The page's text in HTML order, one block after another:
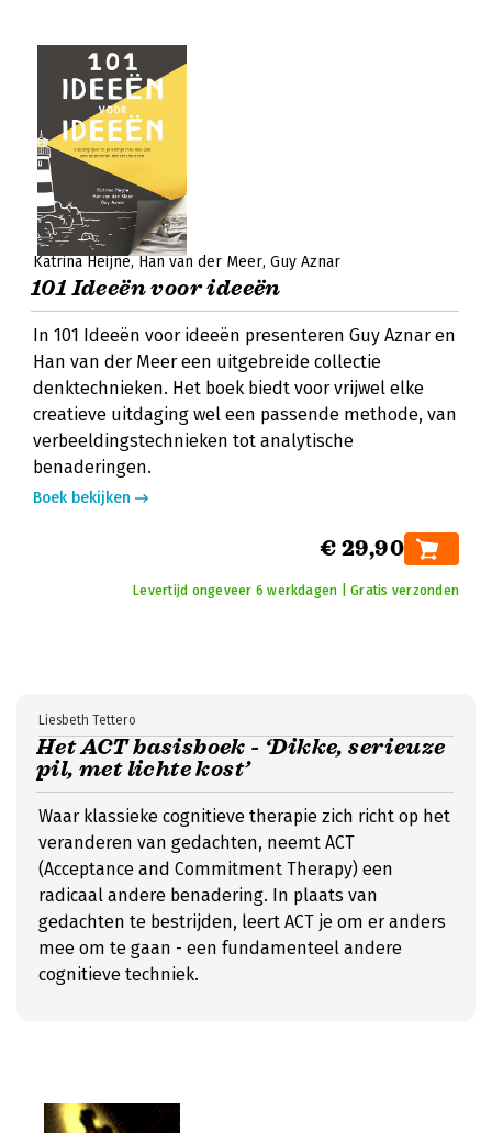
Katrina Heijne Han van der Meer Guy Aznar
101 Ideeën voor ideeën
In 101 Ideeën voor ideeën presenteren Guy Aznar en
Han van der Meer een uitgebreide collectie
denktechnieken. Het boek biedt voor vrijwel elke
creatieve uitdaging wel een passende methode, van
verbeeldingstechnieken tot analytische
benaderingen.
Boek bekijken
€ 29,90
Levertijd ongeveer 6 werkdagen | Gratis verzonden
Het ACT basisboek - ‘Dikke, serieuze
pil, met lichte kost’
Liesbeth Tettero
Waar klassieke cognitieve therapie zich richt op het
veranderen van gedachten, neemt ACT
(Acceptance and Commitment Therapy) een
radicaal andere benadering. In plaats van
gedachten te bestrijden, leert ACT je om er anders
mee om te gaan - een fundamenteel andere
cognitieve techniek.